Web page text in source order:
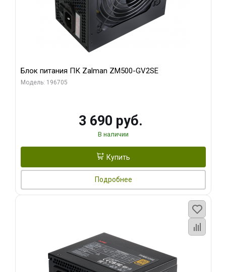
Блок питания ПК Zalman ZM500-GV2SE
Модель: 196705
3 690 руб.
В наличии
Купить
Подробнее